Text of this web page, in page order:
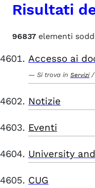
Risultati
96837 elementi
Accesso ai
Si trova in Servizi /
Notizie
Eventi
University
CUG